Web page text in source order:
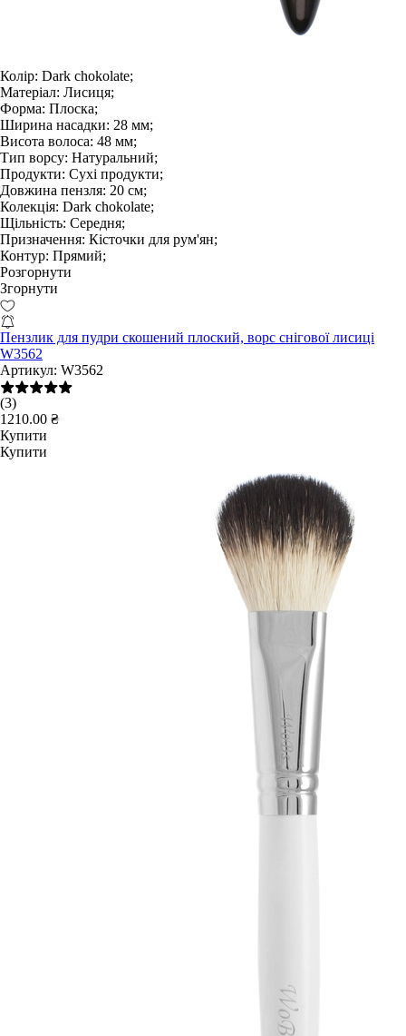
Колір: Dark chokolate;
Матеріал: Лисиця;
Форма: Плоска;
Ширина насадки: 28 мм;
Висота волоса: 48 мм;
Тип ворсу: Натуральний;
Продукти: Сухі продукти;
Довжина пензля: 20 см;
Колекція: Dark chokolate;
Щільність: Середня;
Призначення: Кісточки для рум'ян;
Контур: Прямий;
Розгорнути
Згорнути
Пензлик для пудри скошений плоский, ворс снігової лисиці
W3562
Артикул: W3562
(3)
1210.00 ₴
Купити
Купити